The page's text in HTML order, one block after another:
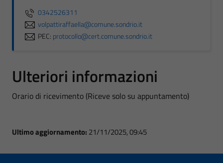
0342526311
volpattiraffaella@comune.sondrio.it
PEC: protocollo@cert.comune.sondrio.it
Ulteriori informazioni
Orario di ricevimento (Riceve solo su appuntamento)
Ultimo aggiornamento: 21/11/2025, 09:45